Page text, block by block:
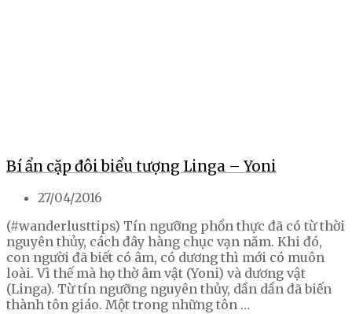
Bí ẩn cặp đôi biểu tượng Linga – Yoni
27/04/2016
(#wanderlusttips) Tín ngưỡng phồn thực đã có từ thời
nguyên thủy, cách đây hàng chục vạn năm. Khi đó,
con người đã biết có âm, có dương thì mới có muôn
loài. Vì thế mà họ thờ âm vật (Yoni) và dương vật
(Linga). Từ tín ngưỡng nguyên thủy, dần dần đã biến
thành tôn giáo. Một trong những tôn …